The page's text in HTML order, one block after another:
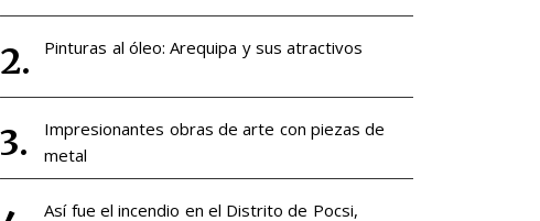
Pinturas al óleo: Arequipa y sus atractivos
Impresionantes obras de arte con piezas de
metal
Así fue el incendio en el Distrito de Pocsi,